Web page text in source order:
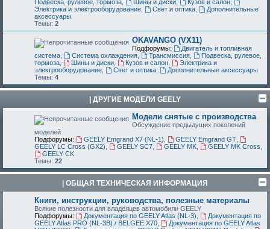
Подвеска, рулевое, тормоза
Шины и диски, Кузов и салон,
Электрика и электрооборудование
Свет и оптика,
Дополнительные
аксессуары
Темы: 2
OKAVANGO (VX11)
Подфорумы:
Двигатель и топливная
система
Система охлаждения, Трансмиссия,
Подвеска, рулевое,
тормоза
Шины и диски, Кузов и салон,
Электрика и
электрооборудование
Свет и оптика,
Дополнительные аксессуары
Темы: 4
| ДРУГИЕ МОДЕЛИ GEELY
Модели снятые с производства
Обсуждение предыдущих поколений
моделей
Подфорумы:
GEELY Emgrand X7 (NL-1) GEELY Emgrand GT,
GEELY LC Cross (GX2)
GEELY SC7, GEELY MK, GEELY MK Cross
GEELY CK
Темы: 22
| ОБЩАЯ ТЕХНИЧЕСКАЯ ИНФОРМАЦИЯ
Книги, инструкции, руководства, полезные материалы
Всякие полезности для владелцев автомобили GEELY
Подфорумы:
Документация по GEELY Atlas (NL-3)
Документация по
GEELY Atlas PRO (NL-3B) / BELGEE X70
Документация по GEELY Atlas